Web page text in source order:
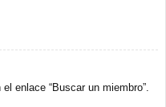
enlace “Buscar un miembro”.